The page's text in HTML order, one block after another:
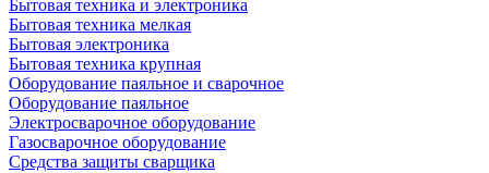
Бытовая техника и электроника
Бытовая техника мелкая
Бытовая электроника
Бытовая техника крупная
Оборудование паяльное и сварочное
Оборудование паяльное
Электросварочное оборудование
Газосварочное оборудование
Средства защиты сварщика